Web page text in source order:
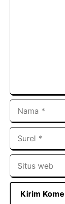
Nama
Surel
Situs
web